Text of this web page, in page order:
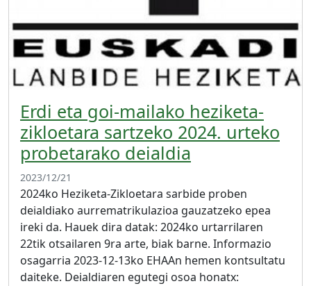
Erdi eta goi-mailako heziketa-
zikloetara sartzeko 2024. urteko
probetarako deialdia
2023/12/21
2024ko Heziketa-Zikloetara sarbide proben
deialdiako aurrematrikulazioa gauzatzeko epea
ireki da. Hauek dira datak: 2024ko urtarrilaren
22tik otsailaren 9ra arte, biak barne. Informazio
osagarria 2023-12-13ko EHAAn hemen kontsultatu
daiteke. Deialdiaren egutegi osoa honatx: